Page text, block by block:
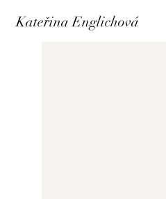
Kateřina Englichová